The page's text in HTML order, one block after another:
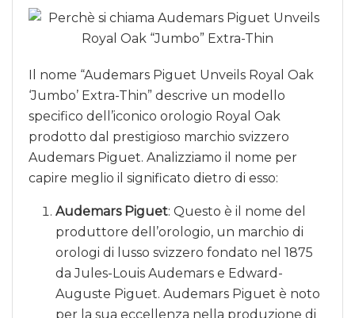
Il nome “Audemars Piguet Unveils Royal Oak
‘Jumbo’ Extra-Thin” descrive un modello
specifico dell’iconico orologio Royal Oak
prodotto dal prestigioso marchio svizzero
Audemars Piguet. Analizziamo il nome per
capire meglio il significato dietro di esso:
Audemars Piguet: Questo è il nome del
produttore dell’orologio, un marchio di
orologi di lusso svizzero fondato nel 1875
da Jules-Louis Audemars e Edward-
Auguste Piguet. Audemars Piguet è noto
per la sua eccellenza nella produzione di